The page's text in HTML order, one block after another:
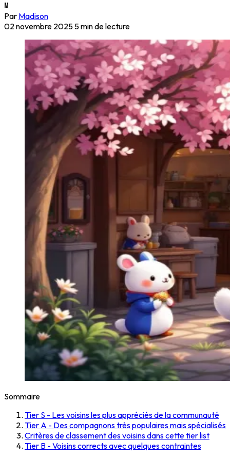
M
Par Madison
02 novembre 2025 5 min de lecture
Sommaire
Tier S - Les voisins les plus appréciés de la communauté
Tier A - Des compagnons très populaires mais spécialisés
Critères de classement des voisins dans cette tier list
Tier B - Voisins corrects avec quelques contraintes